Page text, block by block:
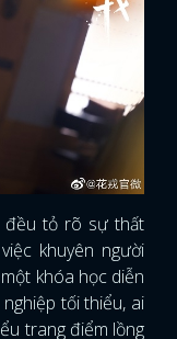
đều tỏ rõ sự thất
khuyên người
khóa học diễn
tối thiểu, ai
trang điểm lồng